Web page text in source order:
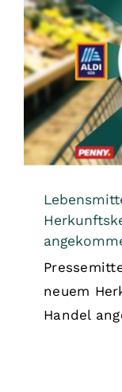
neuem
Handel